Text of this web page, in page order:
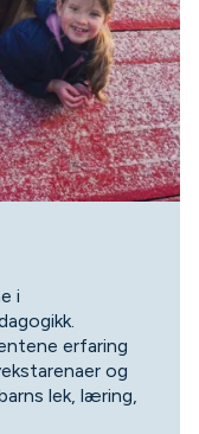
i
erfaring
og
lek, læring,